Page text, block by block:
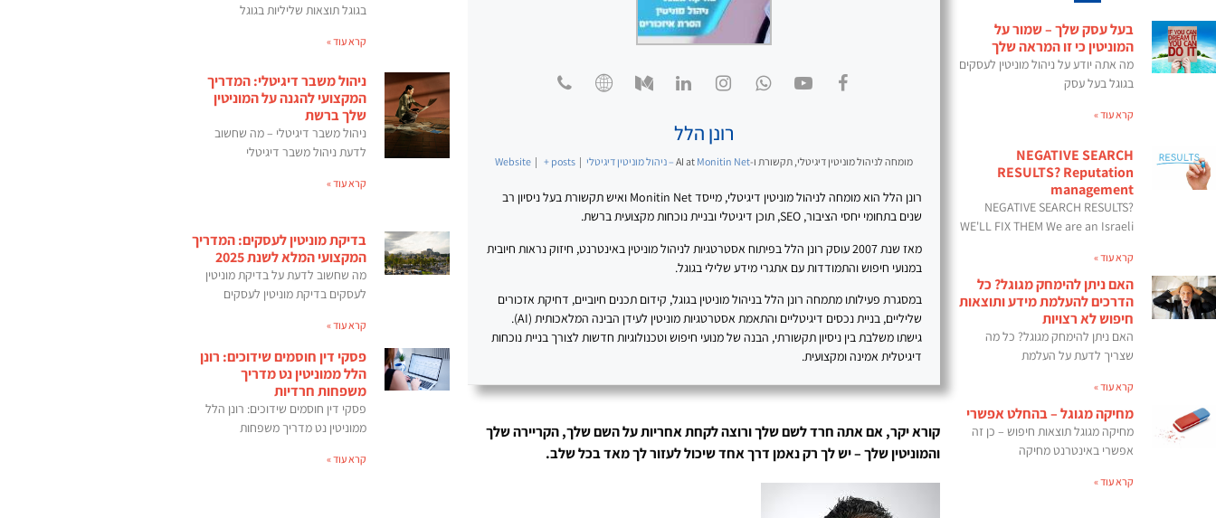
בעל עסק שלך – שמור על
המוניטין כי זו המראה שלך
מה אתה יודע על ניהול מוניטין לעסקים
בגוגל בעל עסק
קרא עוד »
NEGATIVE SEARCH
RESULTS? Reputation
management
NEGATIVE SEARCH RESULTS?
WE'LL FIX THEM We are an Israeli
קרא עוד »
האם ניתן להימחק מגוגל? כל
הדרכים להעלמת מידע ותוצאות
חיפוש לא רצויות
האם ניתן להימחק מגוגל? כל מה
שצריך לדעת על העלמת
קרא עוד »
מחיקה מגוגל – בהחלט אפשרי
מחיקה מגוגל תוצאות חיפוש – כן זה
אפשרי באינטרנט מחיקה
קרא עוד »
רונן הלל
מומחה לניהול מוניטין דיגיטלי, תקשורת ו-AI at Monitin Net – ניהול מוניטין דיגיטלי |
Website | + posts
רונן הלל הוא מומחה לניהול מוניטין דיגיטלי, מייסד Monitin Net ואיש תקשורת בעל ניסיון רב
שנים בתחומי יחסי הציבור, SEO, תוכן דיגיטלי ובניית נוכחות מקצועית ברשת.
מאז שנת 2007 עוסק רונן הלל בפיתוח אסטרטגיות לניהול מוניטין באינטרנט, חיזוק נראות חיובית
במנועי חיפוש והתמודדות עם אתגרי מידע שלילי בגוגל.
במסגרת פעילותו מתמחה רונן הלל בניהול מוניטין בגוגל, קידום תכנים חיוביים, דחיקת אזכורים
שליליים, בניית נכסים דיגיטליים והתאמת אסטרטגיות מוניטין לעידן הבינה המלאכותית (AI).
גישתו משלבת בין ניסיון תקשורתי, הבנה של מנועי חיפוש וטכנולוגיות חדשות לצורך בניית נוכחות
דיגיטלית אמינה ומקצועית.
קורא יקר, אם אתה חרד לשם שלך ורוצה לקחת אחריות על השם שלך, הקריירה שלך
והמוניטין שלך – יש לך רק נאמן דרך אחד שיכול לעזור לך מאד בכל שלב.
בגוגל תוצאות שליליות בגוגל
קרא עוד »
ניהול משבר דיגיטלי: המדריך
המקצועי להגנה על המוניטין
שלך ברשת
ניהול משבר דיגיטלי – מה שחשוב
לדעת ניהול משבר דיגיטלי
קרא עוד »
בדיקת מוניטין לעסקים: המדריך
המקצועי המלא לשנת 2025
מה שחשוב לדעת על בדיקת מוניטין
לעסקים בדיקת מוניטין לעסקים
קרא עוד »
פסקי דין חוסמים שידוכים: רונן
הלל ממוניטין נט מדריך
משפחות חרדיות
פסקי דין חוסמים שידוכים: רונן הלל
ממוניטין נט מדריך משפחות
קרא עוד »